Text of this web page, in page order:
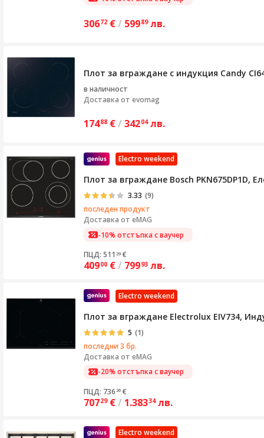
30672 €/ 59989 лв.
Плот за вграждане с индукция Candy
в наличност
Доставка от evomag
17488 €/ 34204 лв.
Electro weekend
Плот за вграждане Bosch PKN675DP1D,
3.33 (9)
последен продукт
Доставка от eMAG
-10% отстъпка с ваучер
ПЦД: 511 29 €
40900 €/ 79993 лв.
Electro weekend
Плот за вграждане Electrolux EIV734,
5 (1)
последни 3 бр.
Доставка от eMAG
-20% отстъпка с ваучер
ПЦД: 736 26 €
70729 €/ 1.38334 лв.
Electro weekend